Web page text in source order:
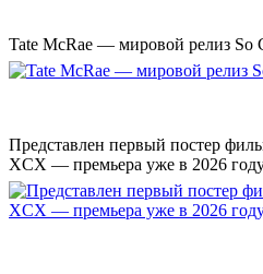
Tate McRae — мировой релиз So
Представлен первый постер
XCX — премьера уже в 2026